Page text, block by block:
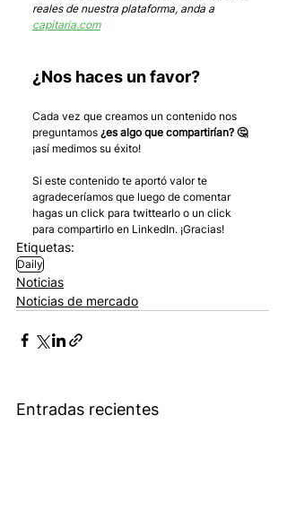
reales de nuestra plataforma, anda a
capitaria.com
¿Nos haces un favor?
Cada vez que creamos un contenido nos
preguntamos ¿es algo que compartirían? 🤔
¡así medimos su éxito!
Si este contenido te aportó valor te
agradeceríamos que luego de comentar
hagas un click para twittearlo o un click
para compartirlo en LinkedIn. ¡Gracias!
Etiquetas:
Daily
Noticias
Noticias de mercado
Entradas recientes